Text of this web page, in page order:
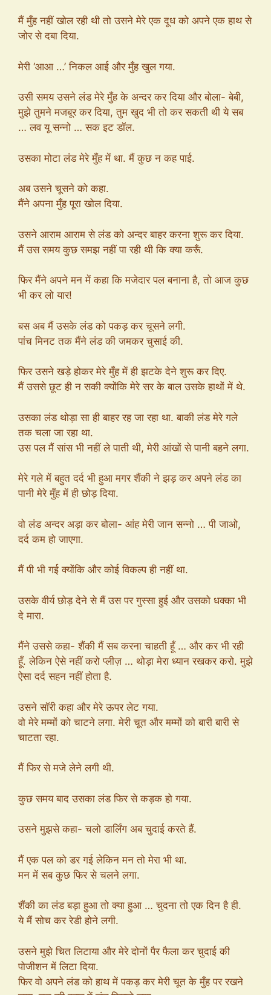
मैं मुँह नहीं खोल रही थी तो उसने मेरे एक दूध को अपने एक हाथ से
जोर से दबा दिया.
मेरी ‘आआ …’ निकल आई और मुँह खुल गया.
उसी समय उसने लंड मेरे मुँह के अन्दर कर दिया और बोला- बेबी,
मुझे तुमने मजबूर कर दिया, तुम खुद भी तो कर सकती थी ये सब
… लव यू सन्नो … सक इट डॉल.
उसका मोटा लंड मेरे मुँह में था. मैं कुछ न कह पाई.
अब उसने चूसने को कहा.
मैंने अपना मुँह पूरा खोल दिया.
उसने आराम आराम से लंड को अन्दर बाहर करना शुरू कर दिया.
मैं उस समय कुछ समझ नहीं पा रही थी कि क्या करूँ.
फिर मैंने अपने मन में कहा कि मजेदार पल बनाना है, तो आज कुछ
भी कर लो यार!
बस अब मैं उसके लंड को पकड़ कर चूसने लगी.
पांच मिनट तक मैंने लंड की जमकर चुसाई की.
फिर उसने खड़े होकर मेरे मुँह में ही झटके देने शुरू कर दिए.
मैं उससे छूट ही न सकी क्योंकि मेरे सर के बाल उसके हाथों में थे.
उसका लंड थोड़ा सा ही बाहर रह जा रहा था. बाकी लंड मेरे गले
तक चला जा रहा था.
उस पल मैं सांस भी नहीं ले पाती थी, मेरी आंखों से पानी बहने लगा.
मेरे गले में बहुत दर्द भी हुआ मगर शैंकी ने झड़ कर अपने लंड का
पानी मेरे मुँह में ही छोड़ दिया.
वो लंड अन्दर अड़ा कर बोला- आंह मेरी जान सन्नो … पी जाओ,
दर्द कम हो जाएगा.
मैं पी भी गई क्योंकि और कोई विकल्प ही नहीं था.
उसके वीर्य छोड़ देने से मैं उस पर गुस्सा हुई और उसको धक्का भी
दे मारा.
मैंने उससे कहा- शैंकी मैं सब करना चाहती हूँ … और कर भी रही
हूँ. लेकिन ऐसे नहीं करो प्लीज़ … थोड़ा मेरा ध्यान रखकर करो. मुझे
ऐसा दर्द सहन नहीं होता है.
उसने सॉरी कहा और मेरे ऊपर लेट गया.
वो मेरे मम्मों को चाटने लगा. मेरी चूत और मम्मों को बारी बारी से
चाटता रहा.
मैं फिर से मजे लेने लगी थी.
कुछ समय बाद उसका लंड फिर से कड़क हो गया.
उसने मुझसे कहा- चलो डार्लिंग अब चुदाई करते हैं.
मैं एक पल को डर गई लेकिन मन तो मेरा भी था.
मन में सब कुछ फिर से चलने लगा.
शैंकी का लंड बड़ा हुआ तो क्या हुआ … चुदना तो एक दिन है ही.
ये मैं सोच कर रेडी होने लगी.
उसने मुझे चित लिटाया और मेरे दोनों पैर फैला कर चुदाई की
पोजीशन में लिटा दिया.
फिर वो अपने लंड को हाथ में पकड़ कर मेरी चूत के मुँह पर रखने